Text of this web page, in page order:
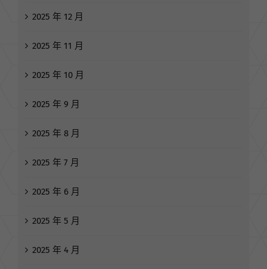
2025 年 12 月
2025 年 11 月
2025 年 10 月
2025 年 9 月
2025 年 8 月
2025 年 7 月
2025 年 6 月
2025 年 5 月
2025 年 4 月